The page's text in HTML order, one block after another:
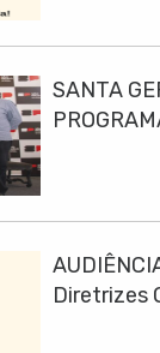
SANTA
Diretrizes